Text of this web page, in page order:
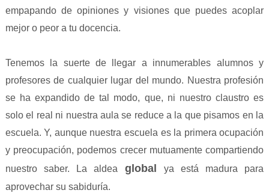
empapando de opiniones y visiones que puedes acoplar
mejor o peor a tu docencia.
Tenemos la suerte de llegar a innumerables alumnos y
profesores de cualquier lugar del mundo. Nuestra profesión
se ha expandido de tal modo, que, ni nuestro claustro es
solo el real ni nuestra aula se reduce a la que pisamos en la
escuela. Y, aunque nuestra escuela es la primera ocupación
y preocupación, podemos crecer mutuamente compartiendo
nuestro saber. La aldea global
ya está madura para
aprovechar su sabiduría.